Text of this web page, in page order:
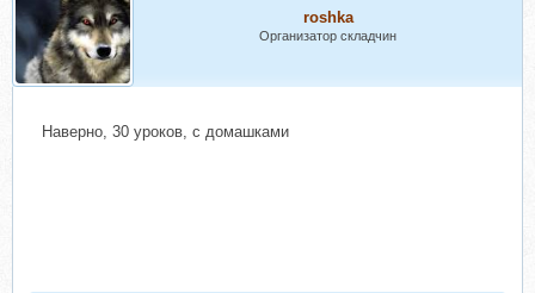
roshka
Организатор складчин
Наверно, 30 уроков, с домашками